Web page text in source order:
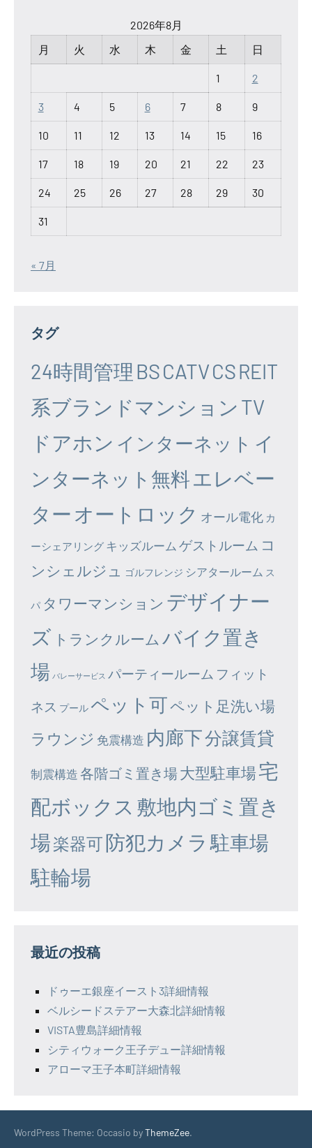
2026年8月
月
火 水 木 金 土 日
1 2
3 4 5 6 7 8 9
10 11 12 13 14 15 16
17 18 19 20 21 22 23
24 25 26 27 28 29 30
31
« 7月
タグ
24時間管理 BSCATVCSREIT
系ブランドマンション TV
ドアホン インターネット イ
ンターネット無料エレベー
ター オートロック オール電化 カ
ーシェアリング キッズルーム ゲストルーム コ
ンシェルジュ
ゴルフレンジ シアタールーム ス
パ タワーマンション デザイナー
ズ トランクルーム バイク置き
場 バレーサービス パーティールーム フィット
ネス プール ペット可ペット足洗い場
ラウンジ 免震構造 内廊下分譲賃貸
制震構造 各階ゴミ置き場大型駐車場宅
配ボックス 敷地内ゴミ置き
場楽器可防犯カメラ 駐車場
駐輪場
最近の投稿
ドゥーエ銀座イースト3詳細情報
ベルシードステアー大森北詳細情報
VISTA豊島詳細情報
シティウォーク王子デュー詳細情報
アローマ王子本町詳細情報
WordPress Theme: Occasio byThemeZee.